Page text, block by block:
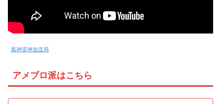
風神雷神放送局
アメブロ派はこちら